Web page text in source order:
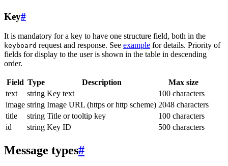
Key#
It is mandatory for a key to have one structure field, both in the
keyboard request and response. See example for details. Priority of
fields for display to the user is shown in the table in descending
order.
Field Type Description
Max size
text
string Key text
100 characters
image string Image URL (https or http scheme) 2048 characters
title
string Title or tooltip key
100 characters
id
string Key ID 500 characters
Message types#